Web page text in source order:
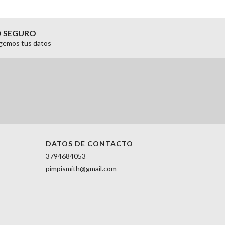
SEGURO
tus datos
DATOS DE CONTACTO
3794684053
pimpismith@gmail.com